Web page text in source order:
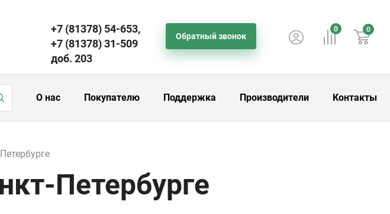
+7 (81378) 54-653,
+7 (81378) 31-509
доб. 203
Обратный звонок
0 0
О нас Покупателю Поддержка Производители Контакты
Петербурге